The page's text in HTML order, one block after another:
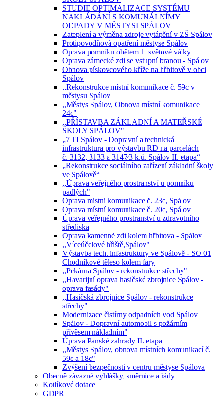
STUDIE OPTIMALIZACE SYSTÉMU
NAKLÁDÁNÍ S KOMUNÁLNÍMY
ODPADY V MĚSTYSI SPÁLOV
Zateplení a výměna zdroje vytápění v ZŠ Spálov
Protipovodňová opatření městyse Spálov
Oprava pomníku obětem 1. světové války
Oprava zámecké zdi se vstupní branou - Spálov
Obnova pískovcového kříže na hřbitově v obci
Spálov
,,Rekonstrukce místní komunikace č. 59c v
městysu Spálov
,,Městys Spálov, Obnova místní komunikace
24c"
,,PŘÍSTAVBA ZÁKLADNÍ A MATEŘSKÉ
ŠKOLY SPÁLOV"
„7 TI Spálov - Dopravní a technická
infrastruktura pro výstavbu RD na parcelách
č. 3132, 3133 a 3147⁄3 k.ú. Spálov II. etapa“
„Rekonstrukce sociálního zařízení základní školy
ve Spálově“
,,Úprava veřejného prostranství u pomníku
padlých"
Oprava místní komunikace č. 23c, Spálov
Oprava místní komunikace č. 20c, Spálov
Úprava veřejného prostranství u zdravotního
střediska
Oprava kamenné zdi kolem hřbitova - Spálov
,,Víceúčelové hřiště,Spálov"
Výstavba tech. infastruktury ve Spálově - SO 01
Chodníkové těleso kolem fary
,,Pekárna Spálov - rekonstrukce střechy"
,,Havarijní oprava hasičské zbrojnice Spálov -
oprava fasády"
,,Hasičská zbrojnice Spálov - rekonstrukce
střechy"
Modernizace čistírny odpadních vod Spálov
Spálov - Dopravní automobil s požárním
přívěsem nákladním"
Úprava Panské zahrady II. etapa
,,Městys Spálov, obnova místních komunikací č.
59c a 18c"
Zvýšení bezpečnosti v centru městyse Spálova
Obecně závazné vyhlášky, směrnice a řády
Kotlíkové dotace
GDPR